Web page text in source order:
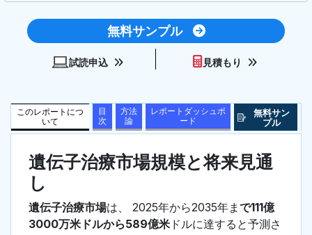
無料サンプル
試読申込 見積もり
このレポートにつ
いて
目
次
方法
論
レポートダッシュボ
ード
無料サン
プル
遺伝子治療市場規模と将来見通
し
遺伝子治療市場は、 2025年から2035年ま で111億
3000万米ドルから589億米 ドルに達すると予測さ